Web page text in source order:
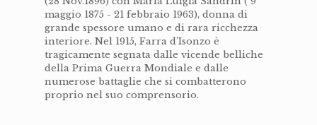
maggio 1875 - 21 febbraio 1963), donna di
grande spessore umano e di rara ricchezza
interiore. Nel 1915, Farra d’Isonzo è
tragicamente segnata dalle vicende belliche
della Prima Guerra Mondiale e dalle
numerose battaglie che si combatterono
proprio nel suo comprensorio.